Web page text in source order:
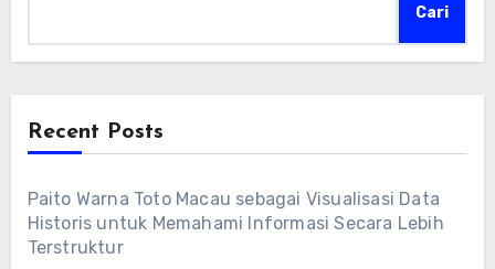
Cari
Recent Posts
Paito Warna Toto Macau sebagai Visualisasi Data
Historis untuk Memahami Informasi Secara Lebih
Terstruktur